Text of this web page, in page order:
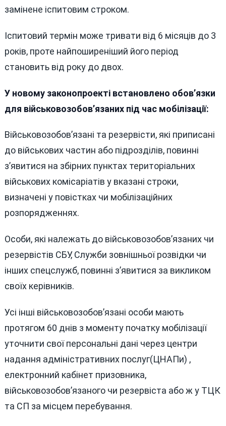
замінене іспитовим строком.
Іспитовий термін може тривати від 6 місяців до 3
років, проте найпоширеніший його період
становить від року до двох.
У новому законопроекті встановлено обов’язки
для військовозобов’язаних під час мобілізації:
Військовозобов’язані та резервісти, які приписані
до військових частин або підрозділів, повинні
з’явитися на збірних пунктах територіальних
військових комісаріатів у вказані строки,
визначені у повістках чи мобілізаційних
розпорядженнях.
Особи, які належать до військовозобов’язаних чи
резервістів СБУ, Служби зовнішньої розвідки чи
інших спецслужб, повинні з’явитися за викликом
своїх керівників.
Усі інші військовозобов’язані особи мають
протягом 60 днів з моменту початку мобілізації
уточнити свої персональні дані через центри
надання адміністративних послуг(ЦНАПи) ,
електронний кабінет призовника,
військовозобов’язаного чи резервіста або ж у ТЦК
та СП за місцем перебування.